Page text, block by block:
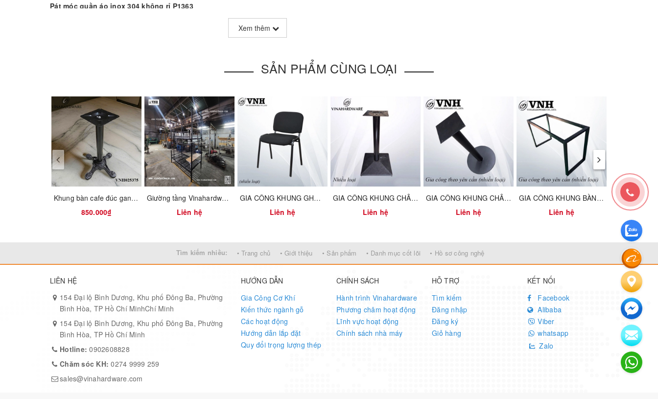
Pát móc quần áo inox 304 không rỉ P1363
Không lo sợ bị rỉ sét, bị vết ố là do gia công từ vật liệu Inox không rỉ 304. Màu sắc đẹp và cho cảm giác sạch sẽ, thân thiện
cao su chống va đập cánh cửa không lo sợ cánh cửa sau thời gian sử dụng bị va đập gây ồn, làm hỏng cánh cửa.
Cứng cáp và chắc chắn nhưng không kém phần tinh tế, dễ sử dụng.
Thông tin sản phẩm
- Vật liệu: inox không rỉ 304
- Màu sắc: trắng xước
- Kích thước: bảng vẽ đính kèm
- Chức năng: móc quần áo
Tên sản phẩm/Items Kích thước/Sizes AxBxCxD (mm)
Pát móc quần áo inox 304 không rỉ P1363 70x48x20x40mm
Xem thêm
SẢN PHẨM CÙNG LOẠI
Khung bàn cafe đúc gang Vinahardware
850.000₫
Giường tầng Vinahardware
Liên hệ
GIA CÔNG KHUNG GHẾ TRƯỜNG HỌC MÀU ĐEN - VNH805480482B
Liên hệ
GIA CÔNG KHUNG CHÂN BÀN CÀ PHÊ VUÔNG - VNH00770
Liên hệ
GIA CÔNG KHUNG CHÂN BÀN CÀ PHÊ TRÒN, SƠN ĐEN MỜ - VNH300200720
Liên hệ
GIA CÔNG KHUNG BÀN SẮT THÁO RÁP RỜI DÙNG NGÀM - VNH63001200
Liên hệ
Tìm kiếm nhiều: • Trang chủ • Giới thiệu • Sản phẩm • Danh mục cốt lõi • Hồ sơ công nghệ
LIÊN HỆ
154 Đại lộ Bình Dương, Khu phố Đông Ba, Phường
Bình Hòa, TP Hồ Chí MinhChí Minh
154 Đại lộ Bình Dương, Khu phố Đông Ba, Phường
Bình Hòa, TP Hồ Chí Minh
Hotline:0902608828
Chăm sóc KH:0274 9999 259
sales@vinahardware.com
HƯỚNG DẪN
Gia Công Cơ Khí
Kiến thức ngành gỗ
Các hoạt động
Hướng dẫn lắp đặt
Quy đổi trọng lượng thép
CHÍNH SÁCH
Hành trình Vinahardware
Phương châm hoạt động
Lĩnh vực hoạt động
Chính sách nhà máy
HỖ TRỢ
Tìm kiếm
Đăng nhập
Đăng ký
Giỏ hàng
KẾT NỐI
Facebook
Alibaba
Viber
whatsapp
Zalo